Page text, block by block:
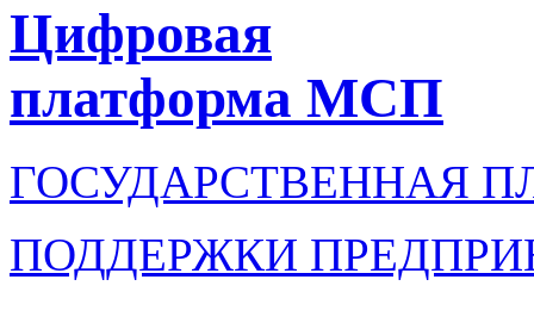
Цифровая
платформа МСП
ГОСУДАРСТВЕННАЯ
ПОДДЕРЖКИ